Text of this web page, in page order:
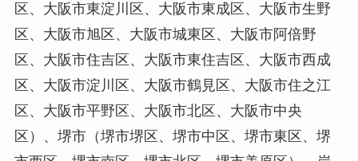
区、大阪市東淀川区、大阪市東成区、大阪市生野
区、大阪市旭区、大阪市城東区、大阪市阿倍野
区、大阪市住吉区、大阪市東住吉区、大阪市西成
区、大阪市淀川区、大阪市鶴見区、大阪市住之江
区、大阪市平野区、大阪市北区、大阪市中央
区）、堺市（堺市堺区、堺市中区、堺市東区、堺